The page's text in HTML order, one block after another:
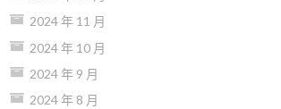
2024 年 11 月
2024 年 10 月
2024 年 9 月
2024 年 8 月